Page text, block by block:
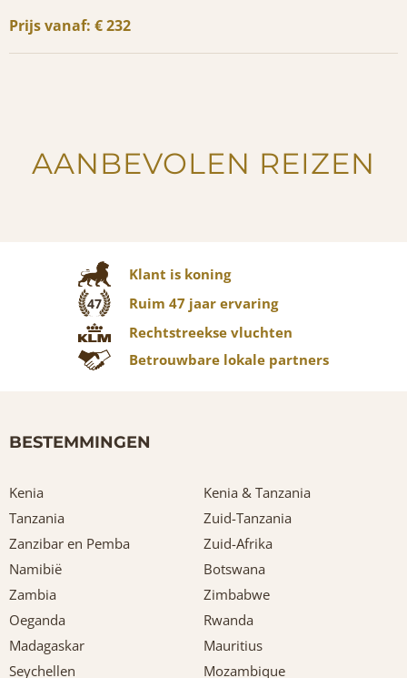
Prijs vanaf: € 232
AANBEVOLEN REIZEN
Klant is koning
47
Ruim 47 jaar ervaring
Rechtstreekse vluchten
Betrouwbare lokale partners
BESTEMMINGEN
Kenia
Kenia & Tanzania
Tanzania
Zuid-Tanzania
Zanzibar en Pemba
Zuid-Afrika
Namibië
Botswana
Zambia
Zimbabwe
Oeganda
Rwanda
Madagaskar
Mauritius
Seychellen
Mozambique